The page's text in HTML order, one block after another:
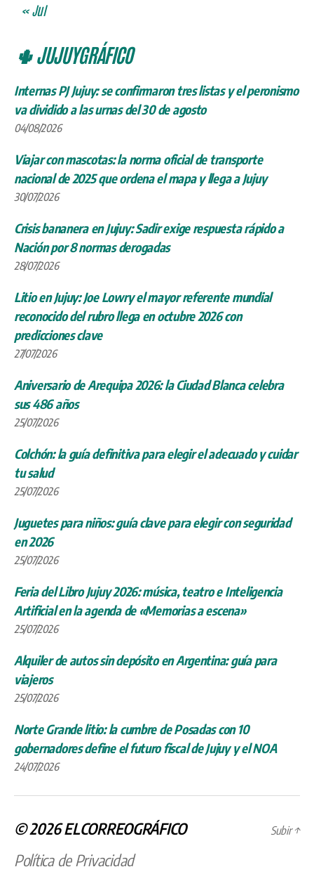
« Jul
🌵 JUJUYGRÁFICO
Internas PJ Jujuy: se confirmaron tres listas y el peronismo
va dividido a las urnas del 30 de agosto
04/08/2026
Viajar con mascotas: la norma oficial de transporte
nacional de 2025 que ordena el mapa y llega a Jujuy
30/07/2026
Crisis bananera en Jujuy: Sadir exige respuesta rápido a
Nación por 8 normas derogadas
28/07/2026
Litio en Jujuy: Joe Lowry el mayor referente mundial
reconocido del rubro llega en octubre 2026 con
predicciones clave
27/07/2026
Aniversario de Arequipa 2026: la Ciudad Blanca celebra
sus 486 años
25/07/2026
Colchón: la guía definitiva para elegir el adecuado y cuidar
tu salud
25/07/2026
Juguetes para niños: guía clave para elegir con seguridad
en 2026
25/07/2026
Feria del Libro Jujuy 2026: música, teatro e Inteligencia
Artificial en la agenda de «Memorias a escena»
25/07/2026
Alquiler de autos sin depósito en Argentina: guía para
viajeros
25/07/2026
Norte Grande litio: la cumbre de Posadas con 10
gobernadores define el futuro fiscal de Jujuy y el NOA
24/07/2026
© 2026ELCORREOGRÁFICO
Política de Privacidad
Subir↑